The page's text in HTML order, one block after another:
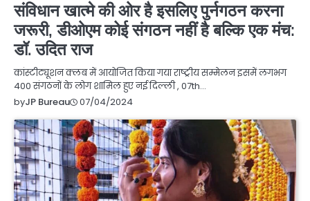
संविधान खात्मे की ओर है इसलिए पुर्नगठन करना
जरूरी, डीओएम कोई संगठन नहीं है बल्कि एक मंच:
डॉ. उदित राज
कांस्टीट्यूशन क्लब में आयोजित किया गया राष्ट्रीय सम्मेलन इसमें लगभग
400 संगठनों के लोग शामिल हुए नई दिल्ली , 07th…
byJP Bureau 07/04/2024